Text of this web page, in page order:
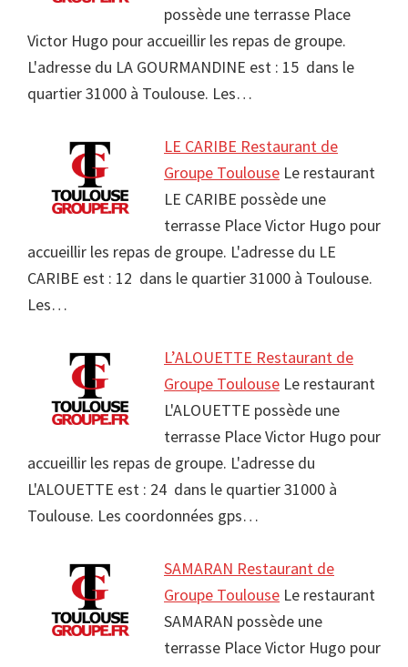
possède une terrasse Place
Victor Hugo pour accueillir les repas de groupe.
L'adresse du LA GOURMANDINE est : 15 dans le
quartier 31000 à Toulouse. Les…
LE CARIBE Restaurant de
Groupe Toulouse Le restaurant
LE CARIBE possède une
terrasse Place Victor Hugo pour
accueillir les repas de groupe. L'adresse du LE
CARIBE est : 12 dans le quartier 31000 à Toulouse.
Les…
L’ALOUETTE Restaurant de
Groupe Toulouse Le restaurant
L'ALOUETTE possède une
terrasse Place Victor Hugo pour
accueillir les repas de groupe. L'adresse du
L'ALOUETTE est : 24 dans le quartier 31000 à
Toulouse. Les coordonnées gps…
SAMARAN Restaurant de
Groupe Toulouse Le restaurant
SAMARAN possède une
terrasse Place Victor Hugo pour